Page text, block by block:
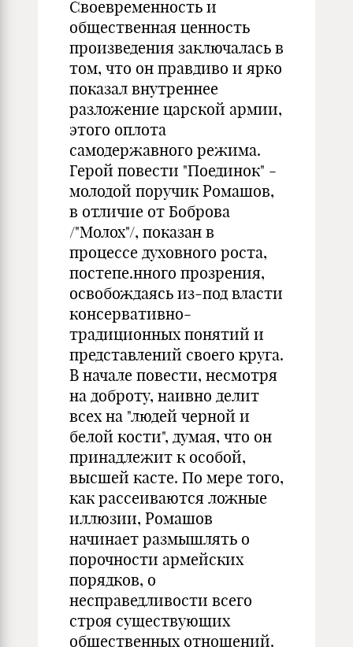
Своевременность и
общественная ценность
произведения заключалась в
том, что он правдиво и ярко
показал внутреннее
разложение царской армии,
этого оплота
самодержавного режима.
Герой повести "Поединок" -
молодой поручик Ромашов,
в отличие от Боброва
/"Молох"/, показан в
процессе духовного роста,
постепе.нного прозрения,
освобождаясь из-под власти
консервативно-
традиционных понятий и
представлений своего круга.
В начале повести, несмотря
на доброту, наивно делит
всех на "людей черной и
белой кости", думая, что он
принадлежит к особой,
высшей касте. По мере того,
как рассеиваются ложные
иллюзии, Ромашов
начинает размышлять о
порочности армейских
порядков, о
несправедливости всего
строя существующих
общественных отношений.